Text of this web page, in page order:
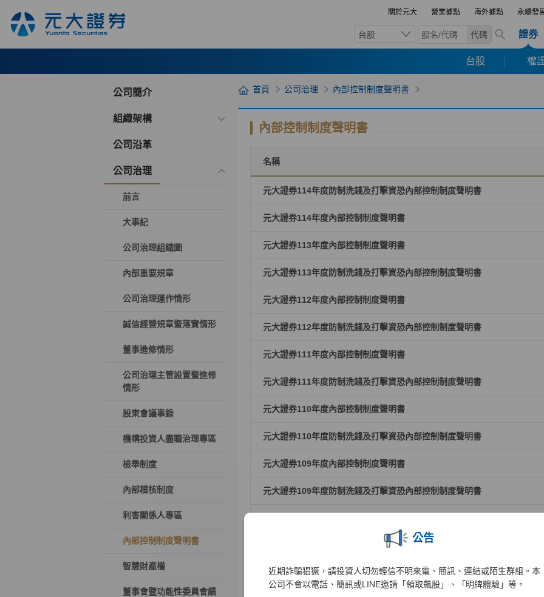
關於元大 營業據點 海外據點 永續發
台股 代碼 證券
台股 權
公告
近期詐騙猖獗，請投資人切勿輕信不明來電、簡訊、連結或陌生群組。本
公司不會以電話、簡訊或LINE邀請「領取飆股」、「明牌體驗」等。
公司簡介
組織架構
公司沿革
公司治理
前言
大事紀
公司治理組織圖
內部重要規章
公司治理運作情形
誠信經營規章暨落實情形
董事進修情形
公司治理主管設置暨進修
情形
股東會議事錄
機構投資人盡職治理專區
檢舉制度
內部稽核制度
利害關係人專區
內部控制制度聲明書
智慧財產權
董事會暨功能性委員會績
首頁 公司治理 內部控制制度聲明書
內部控制制度聲明書
名稱
元大證券114年度防制洗錢及打擊資恐內部控制制度聲明書
元大證券114年度內部控制制度聲明書
元大證券113年度內部控制制度聲明書
元大證券113年度防制洗錢及打擊資恐內部控制制度聲明書
元大證券112年度內部控制制度聲明書
元大證券112年度防制洗錢及打擊資恐內部控制制度聲明書
元大證券111年度內部控制制度聲明書
元大證券111年度防制洗錢及打擊資恐內部控制制度聲明書
元大證券110年度內部控制制度聲明書
元大證券110年度防制洗錢及打擊資恐內部控制制度聲明書
元大證券109年度內部控制制度聲明書
元大證券109年度防制洗錢及打擊資恐內部控制制度聲明書
元大證券108年度防制洗錢及打擊資恐內部控制制度聲明書
元大證券107年度內部控制制度聲明書